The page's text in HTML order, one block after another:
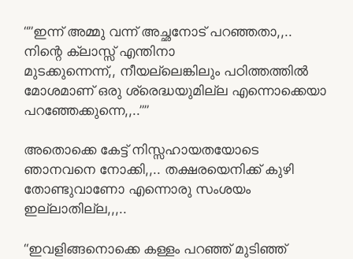
“”ഇന്ന് അമ്മു വന്ന് അച്ഛനോട് പറഞ്ഞതാ,,..
നിന്റെ ക്ലാസ്സ് എന്തിനാ
മുടക്കുന്നെന്ന്,, നീയല്ലെങ്കിലും പഠിത്തത്തിൽ
മോശമാണ് ഒരു ശ്രെദ്ധയുമില്ല എന്നൊക്കെയാ
പറഞ്ഞേക്കുന്നെ,,..””
അതൊക്കെ കേട്ട് നിസ്സഹായതയോടെ
ഞാനവനെ നോക്കി,,.. തക്ഷരയെനിക്ക് കുഴി
തോണ്ടുവാണോ എന്നൊരു സംശയം
ഇല്ലാതില്ല,,,..
“ഇവളിങ്ങനൊക്കെ കള്ളം പറഞ്ഞ് മുടിഞ്ഞ്